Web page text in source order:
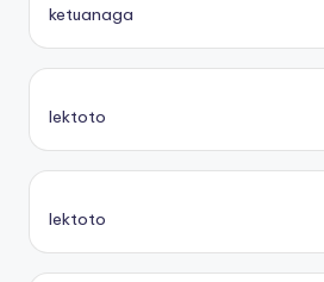
ketuanaga
lektoto
lektoto